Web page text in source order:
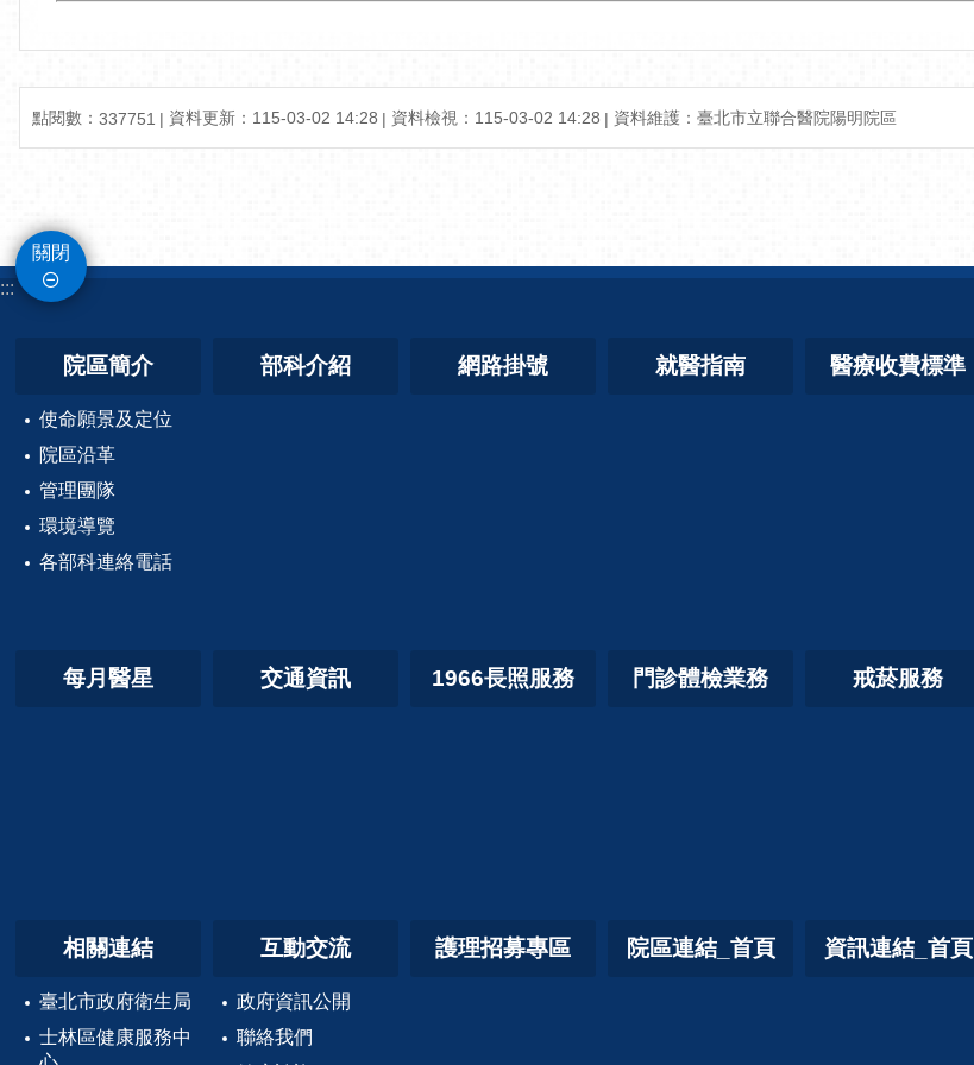
點閱數： 337751 資料更新：115-03-02 14:28 資料檢視：115-03-02 14:28 資料維護：臺北市立聯合醫院陽明院區
關閉
:::
院區簡介
使命願景及定位
院區沿革
管理團隊
環境導覽
各部科連絡電話
部科介紹 網路掛號 就醫指南 醫療收費標準
每月醫星 交通資訊 1966長照服務 門診體檢業務 戒菸服務
相關連結
臺北市政府衛生局
士林區健康服務中
互動交流
政府資訊公開
聯絡我們
護理招募專區 院區連結_首頁 資訊連結_首頁